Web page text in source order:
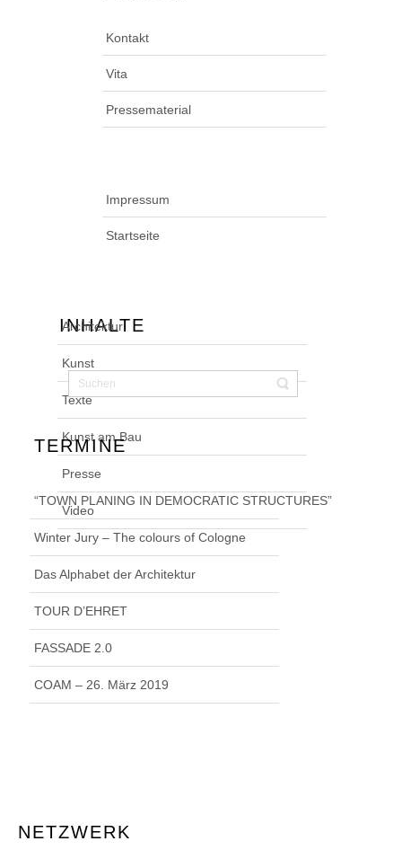
Kontakt
Vita
Pressematerial
Impressum
Startseite
Architektur
Kunst
Texte
Kunst am Bau
Presse
Video
INHALTE
TERMINE
“TOWN PLANING IN DEMOCRATIC STRUCTURES”
Winter Jury – The colours of Cologne
Das Alphabet der Architektur
TOUR D’EHRET
FASSADE 2.0
COAM – 26. März 2019
NETZWERK